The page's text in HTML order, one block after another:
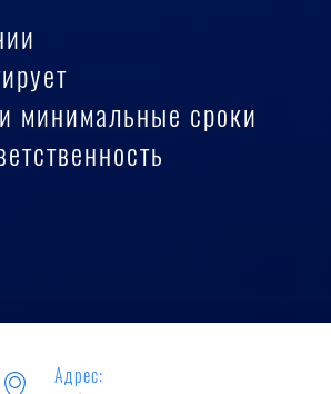
минимальные сроки
Адрес: